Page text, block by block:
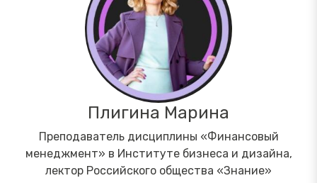
Плигина Марина
Преподаватель дисциплины «Финансовый
менеджмент» в Институте бизнеса и дизайна,
лектор Российского общества «Знание»